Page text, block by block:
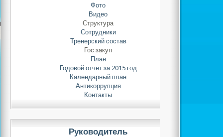
Фото
Видео
Структура
Сотрудники
Тренерский состав
Гос закуп
План
Годовой отчет за 2015 год
Календарный план
Антикоррупция
Контакты
Руководитель